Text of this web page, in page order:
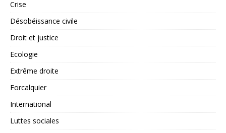
Crise
Désobéissance civile
Droit et justice
Ecologie
Extrême droite
Forcalquier
International
Luttes sociales